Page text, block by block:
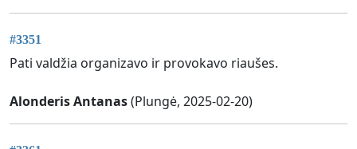
#3351
Pati valdžia organizavo ir provokavo riaušes.
Alonderis Antanas(Plungė, 2025-02-20)